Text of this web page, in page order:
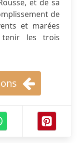
et de sa
de
et marées
tenir les trois